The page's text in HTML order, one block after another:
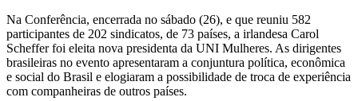
Na Conferência, encerrada no sábado (26), e que reuniu 582
participantes de 202 sindicatos, de 73 países, a irlandesa Carol
Scheffer foi eleita nova presidenta da UNI Mulheres. As dirigentes
brasileiras no evento apresentaram a conjuntura política, econômica
e social do Brasil e elogiaram a possibilidade de troca de experiência
com companheiras de outros países.